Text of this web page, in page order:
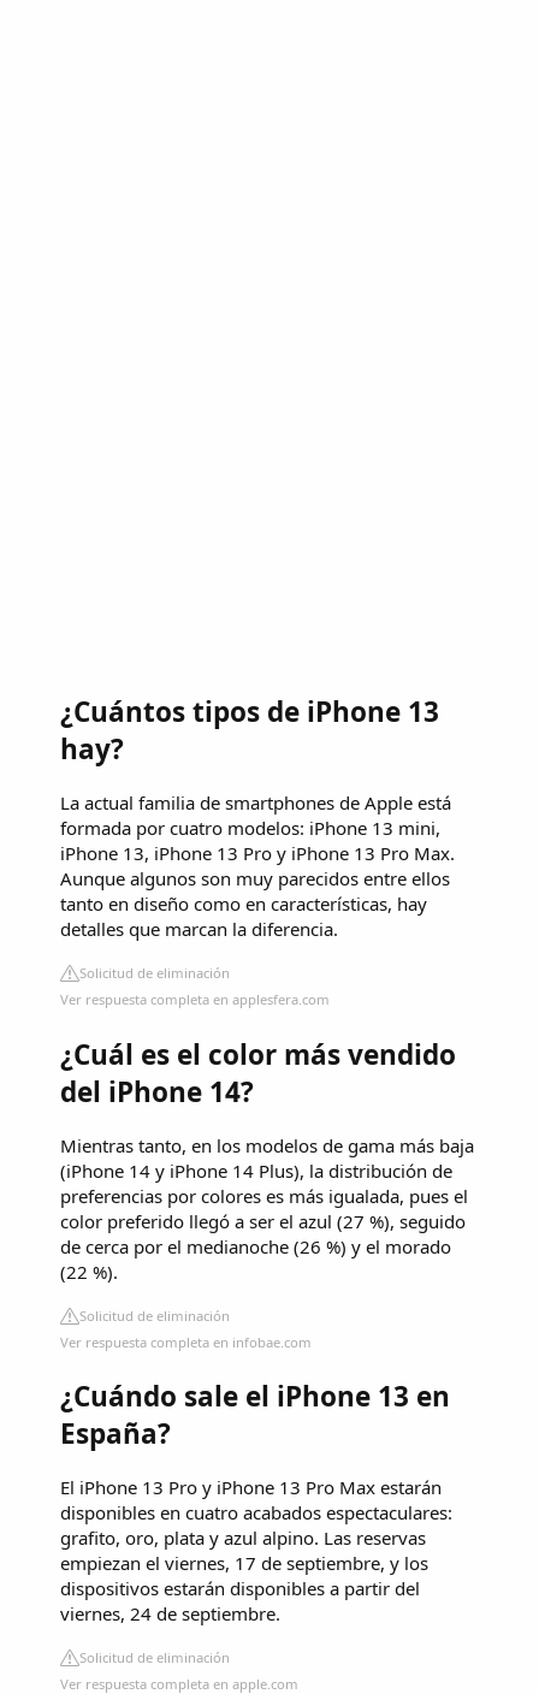
¿Cuántos tipos de iPhone 13
hay?
La actual familia de smartphones de Apple está
formada por cuatro modelos: iPhone 13 mini,
iPhone 13, iPhone 13 Pro y iPhone 13 Pro Max.
Aunque algunos son muy parecidos entre ellos
tanto en diseño como en características, hay
detalles que marcan la diferencia.
Solicitud de eliminación
Ver respuesta completa en applesfera.com
¿Cuál es el color más vendido
del iPhone 14?
Mientras tanto, en los modelos de gama más baja
(iPhone 14 y iPhone 14 Plus), la distribución de
preferencias por colores es más igualada, pues el
color preferido llegó a ser el azul (27 %), seguido
de cerca por el medianoche (26 %) y el morado
(22 %).
Solicitud de eliminación
Ver respuesta completa en infobae.com
¿Cuándo sale el iPhone 13 en
España?
El iPhone 13 Pro y iPhone 13 Pro Max estarán
disponibles en cuatro acabados espectaculares:
grafito, oro, plata y azul alpino. Las reservas
empiezan el viernes, 17 de septiembre, y los
dispositivos estarán disponibles a partir del
viernes, 24 de septiembre.
Solicitud de eliminación
Ver respuesta completa en apple.com